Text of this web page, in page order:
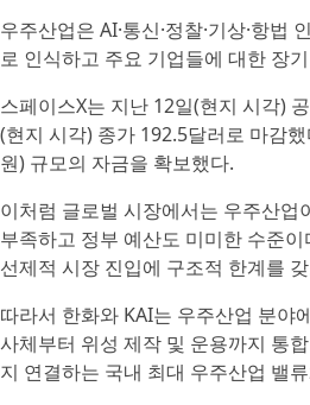
우주산업은 AI·통신·정찰·기상·항
로 인식하고 주요 기업들에 대한 장
스페이스X는 지난 12일(현지 시각)
(현지 시각) 종가 192.5달러로 마감
원) 규모의 자금을 확보했다.
이처럼 글로벌 시장에서는 우주산
부족하고 정부 예산도 미미한 수준
선제적 시장 진입에 구조적 한계를
따라서 한화와 KAI는 우주산업 분야
사체부터 위성 제작 및 운용까지 통
지 연결하는 국내 최대 우주산업 밸